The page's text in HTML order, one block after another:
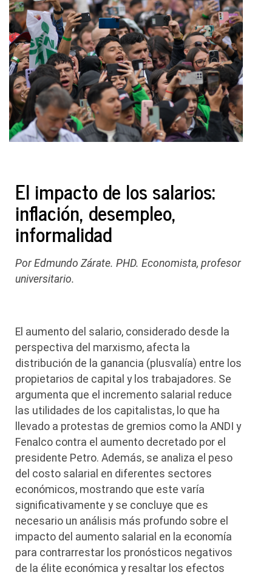
El impacto de los salarios:
inflación, desempleo,
informalidad
Por Edmundo Zárate. PHD. Economista, profesor
universitario.
El aumento del salario, considerado desde la
perspectiva del marxismo, afecta la
distribución de la ganancia (plusvalía) entre los
propietarios de capital y los trabajadores. Se
argumenta que el incremento salarial reduce
las utilidades de los capitalistas, lo que ha
llevado a protestas de gremios como la ANDI y
Fenalco contra el aumento decretado por el
presidente Petro. Además, se analiza el peso
del costo salarial en diferentes sectores
económicos, mostrando que este varía
significativamente y se concluye que es
necesario un análisis más profundo sobre el
impacto del aumento salarial en la economía
para contrarrestar los pronósticos negativos
de la élite económica y resaltar los efectos